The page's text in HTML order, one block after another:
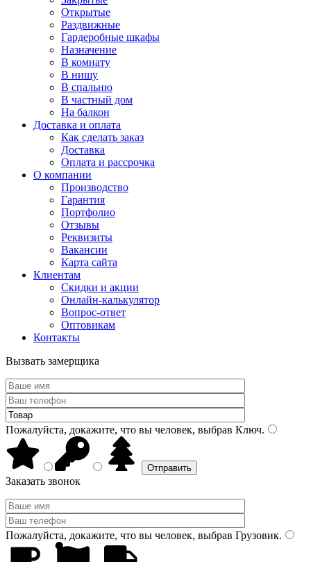
Открытые
Раздвижные
Гардеробные шкафы
Назначение
В комнату
В нишу
В спальню
В частный дом
На балкон
Доставка и оплата
Как сделать заказ
Доставка
Оплата и рассрочка
О компании
Производство
Гарантия
Портфолио
Отзывы
Реквизиты
Вакансии
Карта сайта
Клиентам
Скидки и акции
Онлайн-калькулятор
Вопрос-ответ
Оптовикам
Контакты
Вызвать замерщика
Пожалуйста, докажите, что вы человек, выбрав Ключ.
Заказать звонок
Пожалуйста, докажите, что вы человек, выбрав Грузовик.